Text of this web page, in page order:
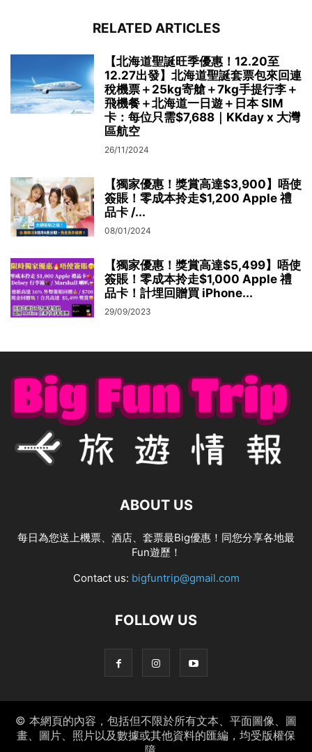
RELATED ARTICLES
【北海道聖誕旺季優惠！12.20至
12.27出發】北海道聖誕套票包來回連
稅機票＋25kg寄艙＋7kg手提行李＋
飛機餐＋北海道一日遊＋日本 SIM
卡：每位只需$7,688｜KKday x 大灣
區航空
26/11/2024
【獨家優惠！獎賞高達$3,900】唔使
簽賬！零成本拎走$1,200 Apple 禮
品卡 /...
08/01/2024
【獨家優惠！獎賞高達$5,499】唔使
簽賬！零成本拎走$1,000 Apple 禮
品卡！計埋回贈買 iPhone...
29/09/2023
ABOUT US
每日為您送上機票、酒店、套票最Big優惠！同您分享各地最
Fun遊歷！
Contact us: bigfuntrip@gmail.com
FOLLOW US
© 本網頁的內容，包括但不限於所有文本、平面圖像、圖
畫、圖片、照片以及數據或其他資料的匯編，均受版權保